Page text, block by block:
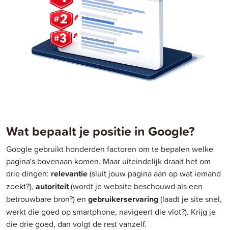
Wat bepaalt je positie in Google?
Google gebruikt honderden factoren om te bepalen welke
pagina's bovenaan komen. Maar uiteindelijk draait het om
drie dingen: relevantie(sluit jouw pagina aan op wat iemand
zoekt?), autoriteit(wordt je website beschouwd als een
betrouwbare bron?) en gebruikerservaring(laadt je site snel,
werkt die goed op smartphone, navigeert die vlot?). Krijg je
die drie goed, dan volgt de rest vanzelf.